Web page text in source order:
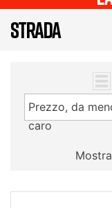
STRADA
Prezzo, da
caro